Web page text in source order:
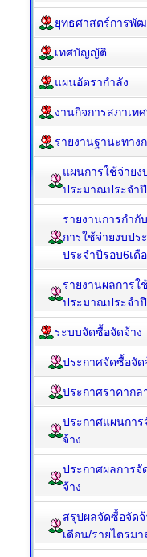
ยุทธศาสตร์การพั
เทศบัญญัติ
แผนอัตรากำลัง
งานกิจการสภาเท
รายงานฐานะทาง
แผนการใช้จ่ายง
ประมาณประจำปี
รายงานการกำกั
การใช้จ่ายงบป
ประจำปีรอบ6เดื
รายงานผลการใ
ประมาณประจำปี
ระบบจัดซื้อจัดจ้าง
ประกาศจัดซื้อจัด
ประกาศราคากล
ประกาศแผนการ
จ้าง
ประกาศผลการจั
จ้าง
สรุปผลจัดซื้อจัดจ้
เดือน/รายไตรมา